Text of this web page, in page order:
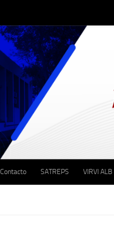
Contacto SATREPS VIRVI ALB